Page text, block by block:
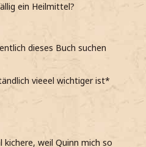
ein Heilmittel?
dieses Buch suchen
vieeel wichtiger ist*
weil Quinn mich so